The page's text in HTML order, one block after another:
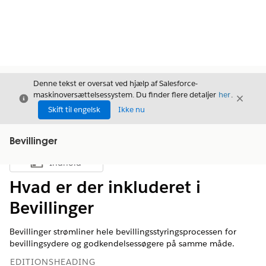
Luk
Denne tekst er oversat ved hjælp af Salesforce-
maskinoversættelsessystem. Du finder flere detaljer her.
Skift til engelsk
Ikke nu
Luk
Bevillinger
Vis indholdsfortegnelse
Indhold
Hvad er der inkluderet i
Bevillinger
Bevillinger strømliner hele bevillingsstyringsprocessen for
bevillingsydere og godkendelsessøgere på samme måde.
EDITIONSHEADING